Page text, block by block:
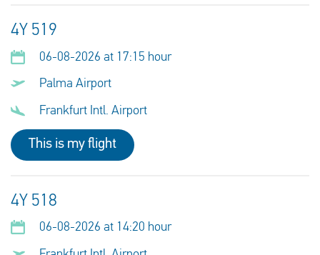
4Y 519
06-08-2026 at 17:15 hour
Palma Airport
Frankfurt Intl. Airport
This is my flight
4Y 518
06-08-2026 at 14:20 hour